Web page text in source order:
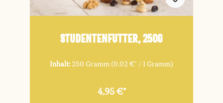
Studentenfutter, 250g
Inhalt: 250 Gramm (0,02 €* / 1 Gramm)
4,95 €*